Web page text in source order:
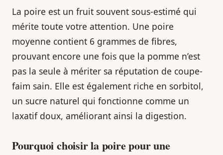
La poire est un fruit souvent sous-estimé qui
mérite toute votre attention. Une poire
moyenne contient 6 grammes de fibres,
prouvant encore une fois que la pomme n’est
pas la seule à mériter sa réputation de coupe-
faim sain. Elle est également riche en sorbitol,
un sucre naturel qui fonctionne comme un
laxatif doux, améliorant ainsi la digestion.
Pourquoi choisir la poire pour une